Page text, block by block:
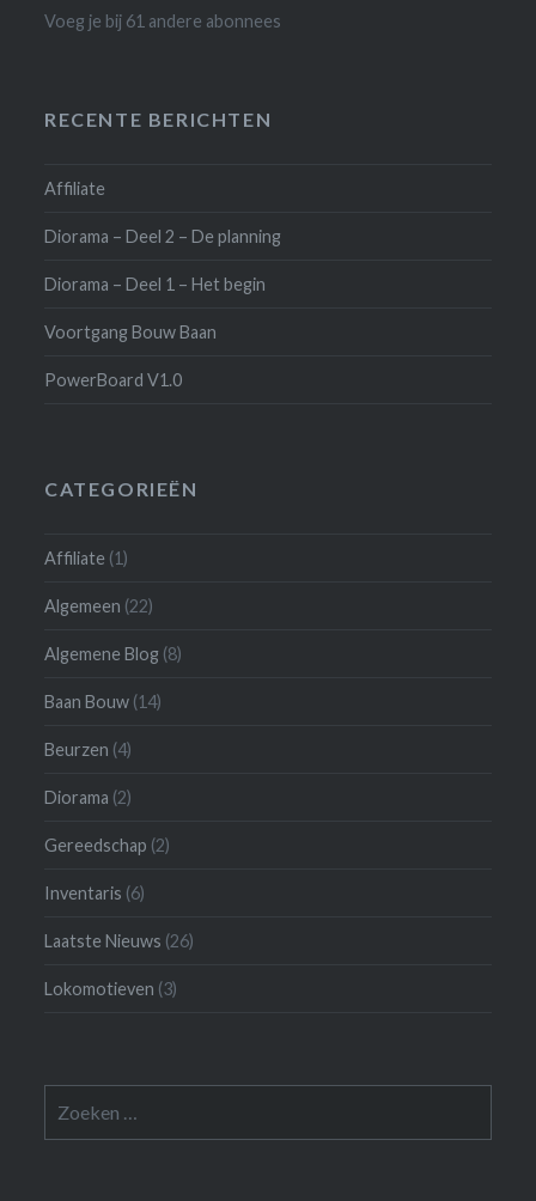
Voeg je bij 61 andere abonnees
RECENTE BERICHTEN
Affiliate
Diorama – Deel 2 – De planning
Diorama – Deel 1 – Het begin
Voortgang Bouw Baan
PowerBoard V1.0
CATEGORIEËN
Affiliate (1)
Algemeen (22)
Algemene Blog (8)
Baan Bouw (14)
Beurzen (4)
Diorama (2)
Gereedschap (2)
Inventaris (6)
Laatste Nieuws (26)
Lokomotieven (3)
naar: